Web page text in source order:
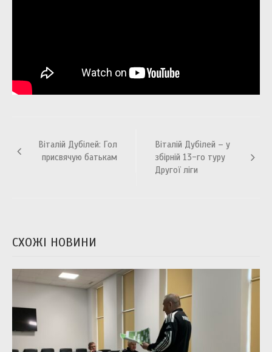
записів
Віталій Дубілей: Гол
присвячую батькам
Віталій Дубілей – у
збірній 13-го туру
Другої ліги
СХОЖІ НОВИНИ